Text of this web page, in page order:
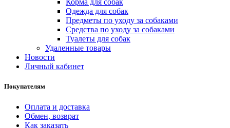
Корма для собак
Одежда для собак
Предметы по уходу за собаками
Средства по уходу за собаками
Туалеты для собак
Удаленные товары
Новости
Личный кабинет
Покупателям
Оплата и доставка
Обмен, возврат
Как заказать